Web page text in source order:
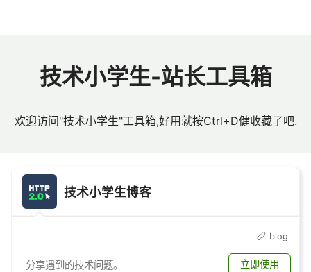
技术小学生-站长工具箱
欢迎访问"技术小学生"工具箱,好用就按Ctrl+D健收藏了吧.
技术小学生博客
blog
分享遇到的技术问题。 立即使用